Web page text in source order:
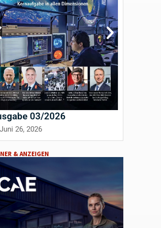
03/2026
Juni 26, 2026
& ANZEIGEN